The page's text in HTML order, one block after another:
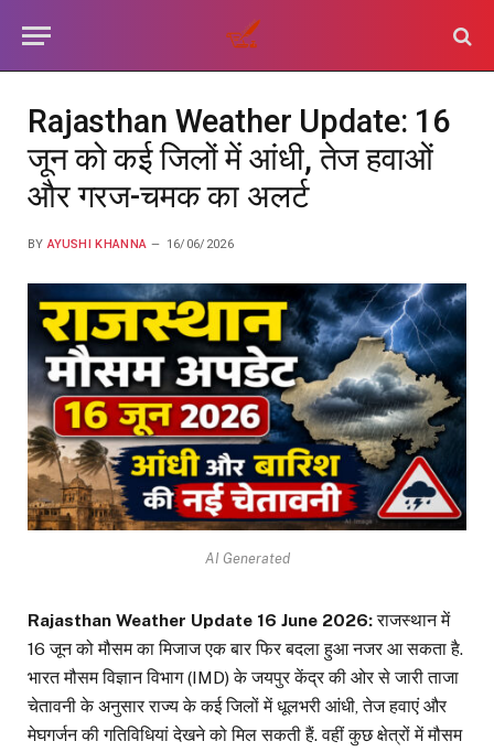
Rajasthan Weather Update: 16
जून को कई जिलों में आंधी, तेज हवाओं
और गरज-चमक का अलर्ट
BY AYUSHI KHANNA 16/06/2026
AI Generated
Rajasthan Weather Update 16 June 2026:राजस्थान में
16 जून को मौसम का मिजाज एक बार फिर बदला हुआ नजर आ सकता है.
भारत मौसम विज्ञान विभाग (IMD) के जयपुर केंद्र की ओर से जारी ताजा
चेतावनी के अनुसार राज्य के कई जिलों में धूलभरी आंधी, तेज हवाएं और
मेघगर्जन की गतिविधियां देखने को मिल सकती हैं. वहीं कुछ क्षेत्रों में मौसम